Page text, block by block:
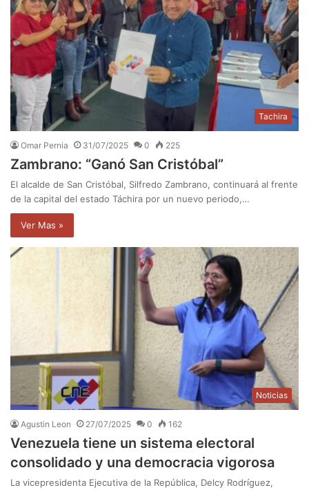
Tachira
Omar Pernia 31/07/2025 0 225
Zambrano: “Ganó San Cristóbal”
El alcalde de San Cristóbal, Silfredo Zambrano, continuará al frente
de la capital del estado Táchira por un nuevo periodo,…
Ver Mas »
Noticias
Agustin Leon 27/07/2025 0 162
Venezuela tiene un sistema electoral
consolidado y una democracia vigorosa
La vicepresidenta Ejecutiva de la República, Delcy Rodríguez,